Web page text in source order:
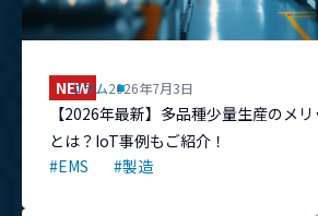
NEW
コラム2026年7月3日
【2026年最新】多品種少量生産のメ
とは？IoT事例もご紹介！
#EMS
#製造